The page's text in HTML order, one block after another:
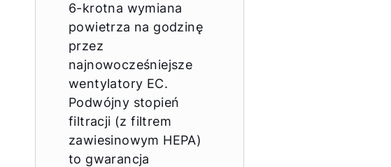
6-krotna wymiana
powietrza na godzinę
przez
najnowocześniejsze
wentylatory EC.
Podwójny stopień
filtracji (z filtrem
zawiesinowym HEPA)
to gwarancja